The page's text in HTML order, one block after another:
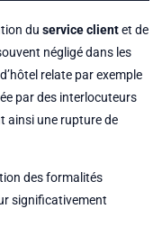
du service clientet de
négligé dans les
relate par exemple
par des interlocuteurs
ainsi une rupture de
des formalités
significativement